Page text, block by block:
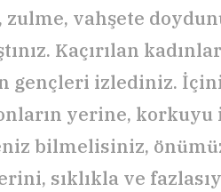
vahşete
Kaçırılan
gençleri izlediniz.
yerine, korkuyu
bilmelisiniz,
sıklıkla ve